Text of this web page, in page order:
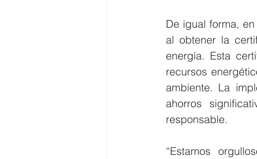
De igual forma,
al obtener la
energía. Esta
recursos
ambiente. La
ahorros
responsable.
“Estamos